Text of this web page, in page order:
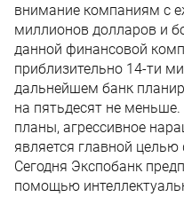
внимание компаниям с
миллионов долларов и
данной финансовой
приблизительно 14-ти
дальнейшем банк
на пятьдесят не
планы, агрессивное
является главной
Сегодня Экспобанк
помощью